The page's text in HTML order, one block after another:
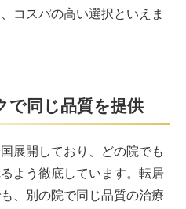
コスパの高い選択といえま
で同じ品質を提供
展開しており、どの院でも
よう徹底しています。転居
、別の院で同じ品質の治療